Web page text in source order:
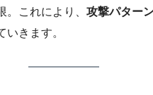
。これにより、 攻撃パター
いきます。